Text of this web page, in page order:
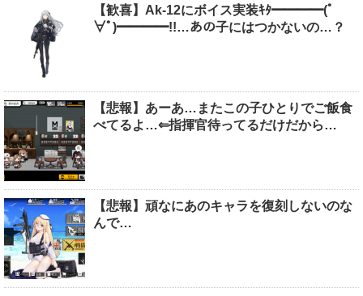
【歓喜】Ak-12にボイス実装ｷﾀ━━━━(ﾟ
∀ﾟ)━━━━!!…あの子にはつかないの…？
【悲報】あーあ…またこの子ひとりでご飯食
べてるよ…⇐指揮官待ってるだけだから…
【悲報】頑なにあのキャラを復刻しないのな
んで…